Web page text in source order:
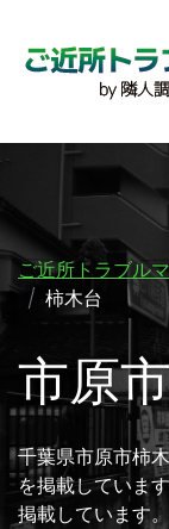
ご近所トラブル
柿木台
市原
千葉県市原市柿
を掲載していま
掲載しています。